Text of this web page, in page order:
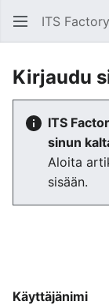
ITS
Kirjaudu
ITS
sinun
Aloita
sisään.
Käyttäjänimi